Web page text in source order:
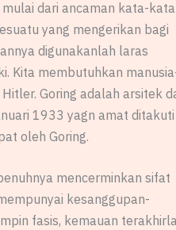
dari ancaman kata-kata
yang mengerikan bagi
digunakanlah laras
Kita membutuhkan
Goring adalah arsitek
1933 yagn amat ditakuti
oleh Goring.
mencerminkan sifat
kesanggupan-
fasis, kemauan